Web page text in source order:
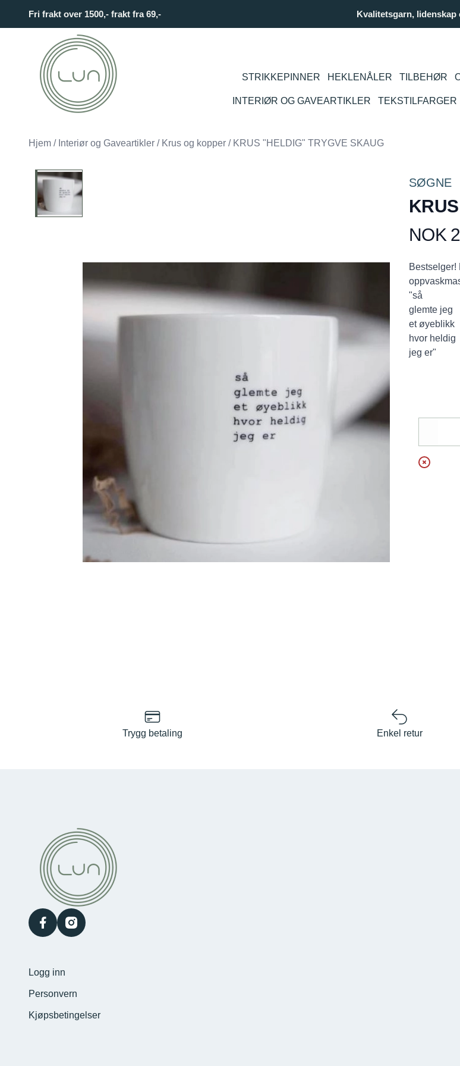
Fri frakt over 1500,- frakt fra 69,- Kvalitetsgarn,
STRIKKEPINNER HEKLENÅLER TILBEHØR
INTERIØR OG GAVEARTIKLER TEKSTILFARGER
Hjem / Interiør og Gaveartikler / Krus og kopper / KRUS "HELDIG" TRYGVE SKAUG
SØGNE
NOK
Description
Bestselger!
"så
glemte jeg
et øyeblikk
hvor heldig
jeg er"
Trygg betaling Enkel retur
facebookinstagram
Logg inn
Personvern
Kjøpsbetingelser